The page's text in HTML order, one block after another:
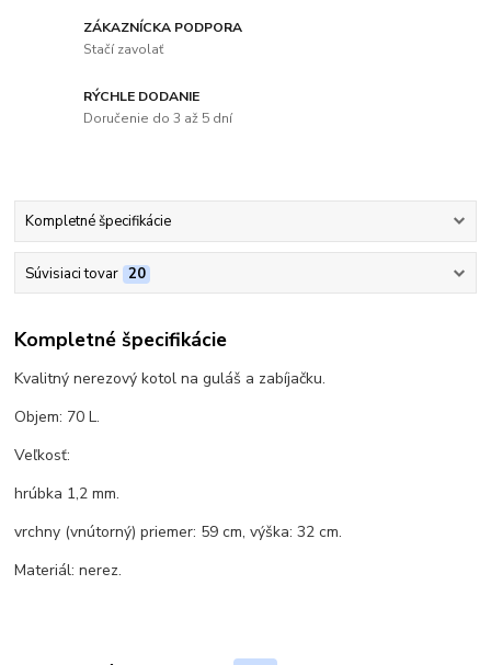
ZÁKAZNÍCKA PODPORA
Stačí zavolať
RÝCHLE DODANIE
Doručenie do 3 až 5 dní
Kompletné špecifikácie
Súvisiaci tovar 20
Kompletné špecifikácie
Kvalitný nerezový kotol na guláš a zabíjačku.
Objem: 70 L.
Veľkosť:
hrúbka 1,2 mm.
vrchny (vnútorný) priemer: 59 cm, výška: 32 cm.
Materiál: nerez.